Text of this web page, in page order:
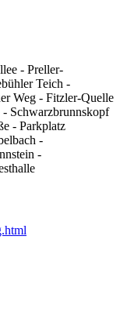
- Preller-
Teich -
Weg - Fitzler-Quelle
Schwarzbrunnskopf
- Parkplatz
-
-